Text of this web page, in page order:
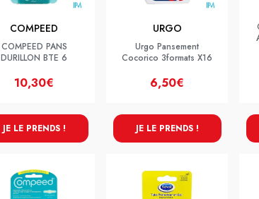
COMPEED
COMPEED PANS
DURILLON BTE 6
10,30€
JE LE PRENDS !
URGO
Urgo Pansement
Cocorico 3formats X16
6,50€
JE LE PRENDS !